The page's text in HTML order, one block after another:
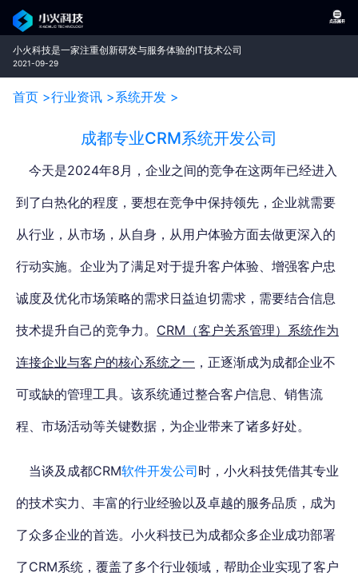
小火科技是一家注重创新研发与服务体验的IT技术公司
2021-09-29
首页 >行业资讯 >系统开发 >
成都专业CRM系统开发公司
今天是2024年8月，企业之间的竞争在这两年已经进入
到了白热化的程度， 要想在竞争中保持领先，企业就需要
从行业，从市场，从自身，从用户体验方面去做更深入的
行动实施。 企业为了满足对于提升客户体验、增强客户忠
诚度及优化市场策略的需求日益迫切需求，需要结合信息
技术提升自己的竞争力。 CRM（客户关系管理）系统作为
连接企业与客户的核心系统之一 ，正逐渐成为成都企业不
可或缺的管理工具。该系统通过整合客户信息、销售流
程、市场活动等关键数据，为企业带来了诸多好处。
当谈及成都CRM软件开发公司时，小火科技凭借其专业
的技术实力、丰富的行业经验以及卓越的服务品质，成为
了众多企业的首选。小火科技已为成都众多企业成功部署
了CRM系统，覆盖了多个行业领域，帮助企业实现了客户